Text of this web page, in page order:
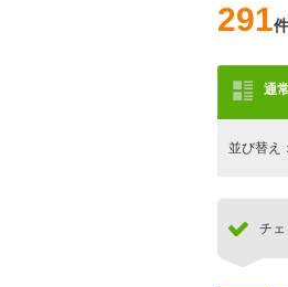
291件
通
並び替え：
チ